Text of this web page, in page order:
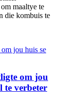
maaltye te
die kombuis te
om jou
te verbeter